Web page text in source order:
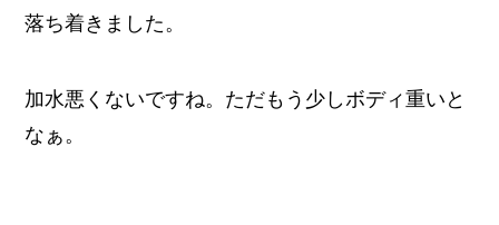
落ち着きました。
加水悪くないですね。ただもう少しボディ重いと
なぁ。